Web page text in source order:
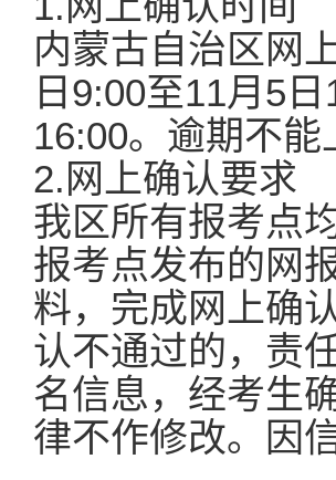
内蒙古自治区网
日9:00至11月5
16:00。逾期不能
2.网上确认要求
我区所有报考点
报考点发布的网
料，完成网上确
认不通过的，责
名信息，经考生
律不作修改。因